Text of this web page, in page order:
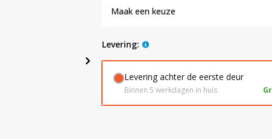
Maak een keuze
levering:
Levering achter de eerste deur
Binnen 5 werkdagen in huis